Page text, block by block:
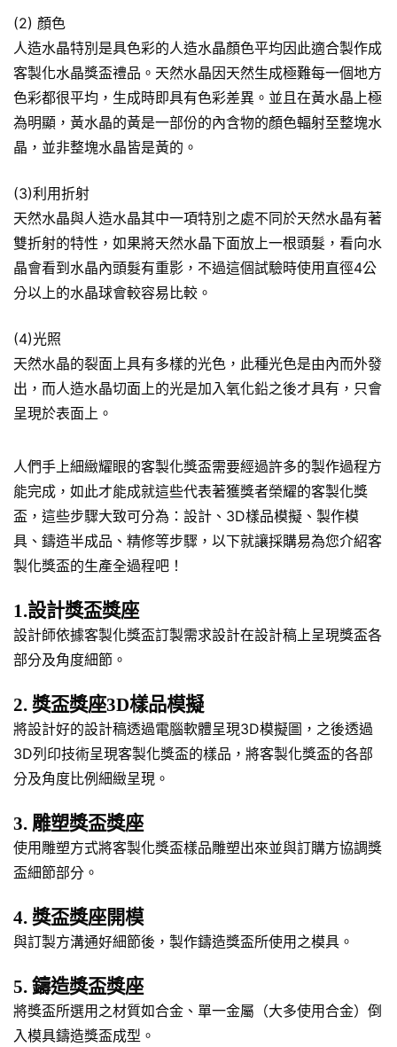
(2) 顏色
人造水晶特別是具色彩的人造水晶顏色平均因此適合製作成
客製化水晶獎盃禮品。天然水晶因天然生成極難每一個地方
色彩都很平均，生成時即具有色彩差異。並且在黃水晶上極
為明顯，黃水晶的黃是一部份的內含物的顏色輻射至整塊水
晶，並非整塊水晶皆是黃的。
(3)利用折射
天然水晶與人造水晶其中一項特別之處不同於天然水晶有著
雙折射的特性，如果將天然水晶下面放上一根頭髮，看向水
晶會看到水晶內頭髮有重影，不過這個試驗時使用直徑4公
分以上的水晶球會較容易比較。
(4)光照
天然水晶的裂面上具有多樣的光色，此種光色是由內而外發
出，而人造水晶切面上的光是加入氧化鉛之後才具有，只會
呈現於表面上。
人們手上細緻耀眼的客製化獎盃需要經過許多的製作過程方
能完成，如此才能成就這些代表著獲獎者榮耀的客製化獎
盃，這些步驟大致可分為：設計、3D樣品模擬、製作模
具、鑄造半成品、精修等步驟，以下就讓採購易為您介紹客
製化獎盃的生產全過程吧！
1.設計獎盃獎座
設計師依據客製化獎盃訂製需求設計在設計稿上呈現獎盃各
部分及角度細節。
2. 獎盃獎座3D樣品模擬
將設計好的設計稿透過電腦軟體呈現3D模擬圖，之後透過
3D列印技術呈現客製化獎盃的樣品，將客製化獎盃的各部
分及角度比例細緻呈現。
3. 雕塑獎盃獎座
使用雕塑方式將客製化獎盃樣品雕塑出來並與訂購方協調獎
盃細節部分。
4. 獎盃獎座開模
與訂製方溝通好細節後，製作鑄造獎盃所使用之模具。
5. 鑄造獎盃獎座
將獎盃所選用之材質如合金、單一金屬（大多使用合金）倒
入模具鑄造獎盃成型。